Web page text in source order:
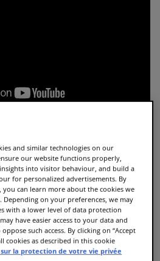
et la TASSIMO
d'entre elles. Côté
de problème à trouver une
conviendra à votre intérieur,
couleur classique ou un
and similar technologies on our
our website functions properly,
into visitor behaviour, and build a
for personalized advertisements. By
you can learn more about the cookies we
Depending on your preferences, we may
with a lower level of data protection
have easier access to your data and
such access. By clicking on “Accept
cookies as described in this cookie
sur la protection de votre vie privée